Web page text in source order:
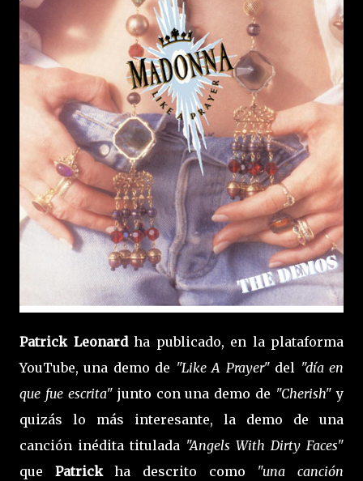
Patrick Leonardha publicado, en la plataforma
YouTube, una demo de "Like A Prayer"del "día en
que fue escrita"junto con una demo de "Cherish" y
quizás lo más interesante, la demo de una
canción inédita titulada "Angels With Dirty Faces"
que Patrickha descrito como "una canción